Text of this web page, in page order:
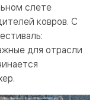
слете
ковров. С
для отрасли